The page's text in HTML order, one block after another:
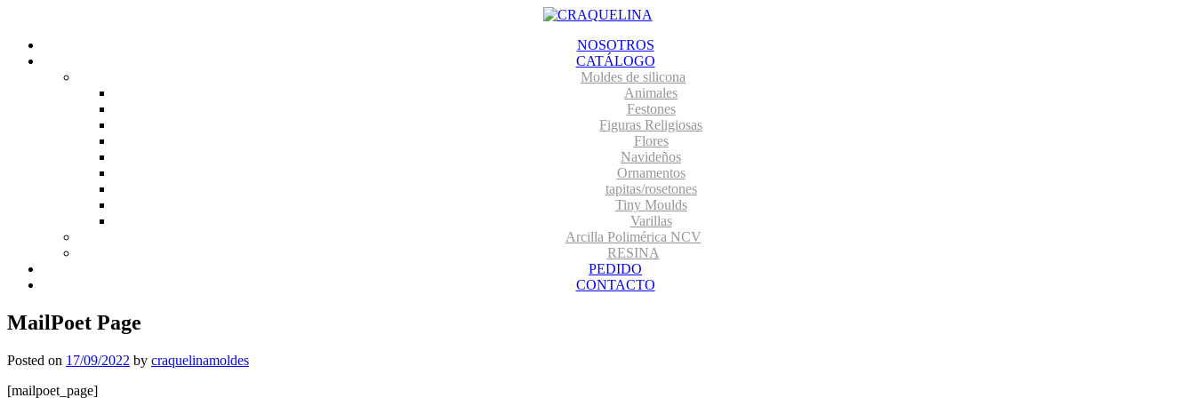
content
NOSOTROS
CATÁLOGO
Moldes de silicona
Animales
Festones
Figuras Religiosas
Flores
Navideños
Ornamentos
tapitas/rosetones
Tiny Moulds
Varillas
Arcilla Polimérica NCV
RESINA
PEDIDO
CONTACTO
MailPoet Page
Posted on 17/09/2022 by craquelinamoldes
[mailpoet_page]